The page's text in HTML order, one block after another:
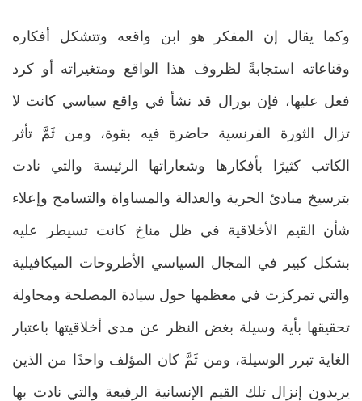
وكما يقال إن المفكر هو ابن واقعه وتتشكل أفكاره
وقناعاته استجابةً لظروف هذا الواقع ومتغيراته أو كرد
فعل عليها، فإن بورال قد نشأ في واقع سياسي كانت لا
تزال الثورة الفرنسية حاضرة فيه بقوة، ومن ثَمَّ تأثر
الكاتب كثيرًا بأفكارها وشعاراتها الرئيسة والتي نادت
بترسيخ مبادئ الحرية والعدالة والمساواة والتسامح وإعلاء
شأن القيم الأخلاقية في ظل مناخ كانت تسيطر عليه
بشكل كبير في المجال السياسي الأطروحات الميكافيلية
والتي تمركزت في معظمها حول سيادة المصلحة ومحاولة
تحقيقها بأية وسيلة بغض النظر عن مدى أخلاقيتها باعتبار
الغاية تبرر الوسيلة، ومن ثَمَّ كان المؤلف واحدًا من الذين
يريدون إنزال تلك القيم الإنسانية الرفيعة والتي نادت بها